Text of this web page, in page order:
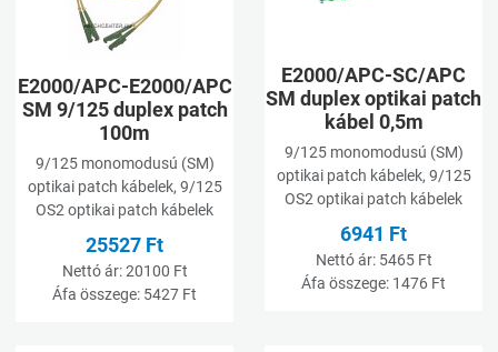
E2000/APC-E2000/APC
SM 9/125 duplex patch
100m
9/125 monomodusú (SM)
optikai patch kábelek, 9/125
OS2 optikai patch kábelek
25527 Ft
Nettó ár:20100 Ft
Áfa összege: 5427 Ft
E2000/APC-SC/APC
SM duplex optikai patch
kábel 0,5m
9/125 monomodusú (SM)
optikai patch kábelek, 9/125
OS2 optikai patch kábelek
6941 Ft
Nettó ár: 5465 Ft
Áfa összege: 1476 Ft